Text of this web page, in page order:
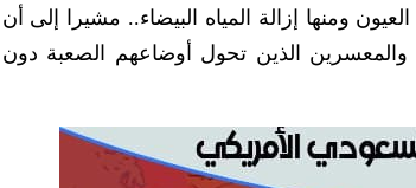
ومنها إزالة المياه البيضاء.. مشيرا إلى أن
والمعسرين الذين تحول أوضاعهم الصعبة دون